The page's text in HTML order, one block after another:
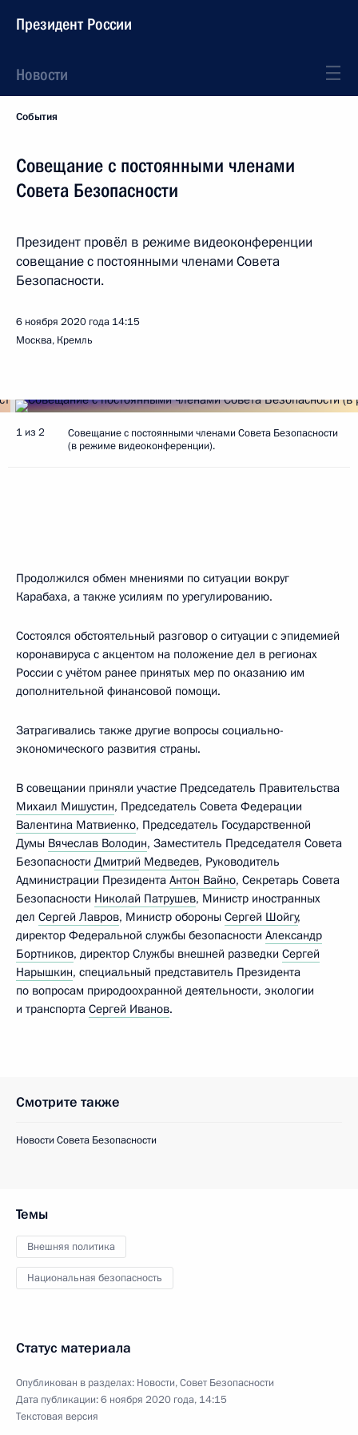
Президент России
Новости
События
Совещание с постоянными членами
Совета Безопасности
Президент провёл в режиме видеоконференции
совещание с постоянными членами Совета
Безопасности.
6 ноября 2020 года 14:15
Москва, Кремль
1 из 2
Совещание с постоянными членами Совета Безопасности
(в режиме видеоконференции).
Продолжился обмен мнениями по ситуации вокруг
Карабаха, а также усилиям по урегулированию.
Состоялся обстоятельный разговор о ситуации с эпидемией
коронавируса с акцентом на положение дел в регионах
России с учётом ранее принятых мер по оказанию им
дополнительной финансовой помощи.
Затрагивались также другие вопросы социально-
экономического развития страны.
В совещании приняли участие Председатель Правительства
Михаил Мишустин, Председатель Совета Федерации
Валентина Матвиенко, Председатель Государственной
Думы Вячеслав Володин, Заместитель Председателя Совета
Безопасности Дмитрий Медведев, Руководитель
Администрации Президента Антон Вайно, Секретарь Совета
Безопасности Николай Патрушев, Министр иностранных
дел Сергей Лавров, Министр обороны Сергей Шойгу,
директор Федеральной службы безопасности Александр
Бортников, директор Службы внешней разведки Сергей
Нарышкин, специальный представитель Президента
по вопросам природоохранной деятельности, экологии
и транспорта Сергей Иванов.
Смотрите также
Новости Совета Безопасности
Темы
Внешняя политика
Национальная безопасность
Статус материала
Опубликован в разделах: Новости,Совет Безопасности
Дата публикации:6 ноября 2020 года, 14:15
Текстовая версия